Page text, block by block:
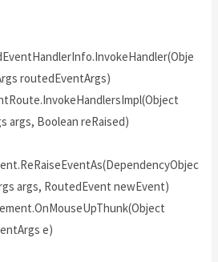
routedEventArgs)
args, Boolean reRaised)
args, RoutedEvent newEvent)
e)